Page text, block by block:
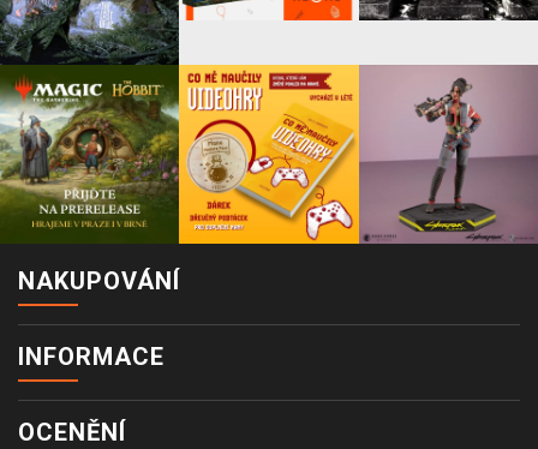
NAKUPOVÁNÍ
INFORMACE
OCENĚNÍ